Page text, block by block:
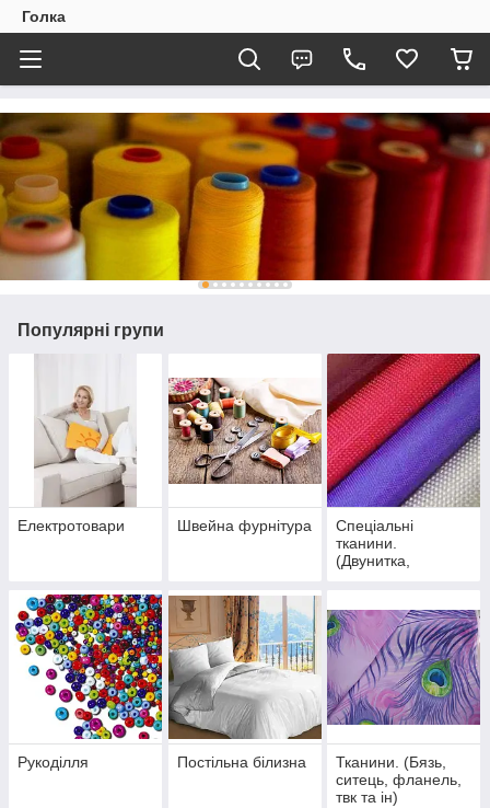
Голка
Популярні групи
Електротовари Швейна фурнітура
Спеціальні
тканини.
(Двунитка,
Рукоділля Постільна білизна
Тканини. (Бязь,
ситець, фланель,
твк та ін)